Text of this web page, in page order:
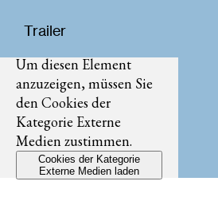
Trailer
Um diesen Element
anzuzeigen, müssen Sie
den Cookies der
Kategorie Externe
Medien zustimmen.
Cookies der Kategorie
Externe Medien laden